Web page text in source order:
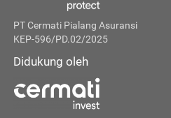
PT Cermati Pialang Asuransi
KEP-596/PD.02/2025
Didukung oleh